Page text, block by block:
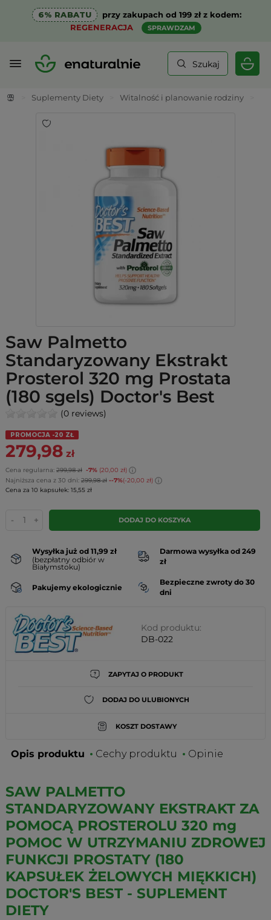
6% RABATU
przy zakupach od 199 zł z kodem:
REGENERACJA
SPRAWDZAM
Szukaj
Suplementy Diety Witalność i planowanie rodziny
Saw Palmetto
Standaryzowany Ekstrakt
Prosterol 320 mg Prostata
(180 sgels) Doctor's Best
(0 reviews)
PROMOCJA -20 ZŁ
279,98 zł
Cena regularna: 299,98 zł -7% (20,00 zł)
Najniższa cena z 30 dni: 299,98 zł --7%(-20,00 zł)
Cena za 10 kapsułek: 15,55 zł
- + DODAJ DO KOSZYKA
Wysyłka już od 11,99 zł
(bezpłatny odbiór w
Białymstoku)
Darmowa wysyłka od 249
zł
Pakujemy ekologicznie
Bezpieczne zwroty do 30
dni
Kod produktu:
DB-022
ZAPYTAJ O PRODUKT
DODAJ DO ULUBIONYCH
KOSZT DOSTAWY
Opis produktu Cechy produktu Opinie
SAW PALMETTO
STANDARYZOWANY EKSTRAKT ZA
POMOCĄ PROSTEROLU 320 mg
POMOC W UTRZYMANIU ZDROWEJ
FUNKCJI PROSTATY (180
KAPSUŁEK ŻELOWYCH MIĘKKICH)
DOCTOR'S BEST - SUPLEMENT
DIETY